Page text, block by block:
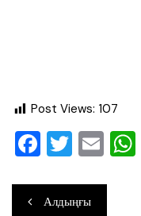
Post Views: 107
F
c
T
tt
E
ai
Навигация
Алдыңғы